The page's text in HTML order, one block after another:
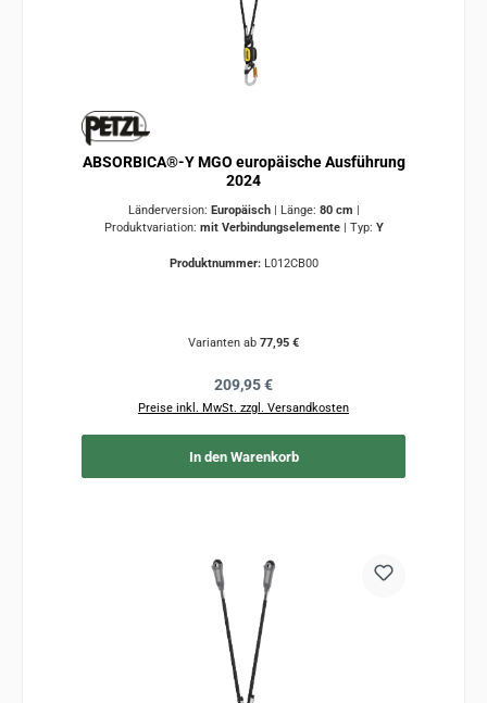
ABSORBICA®-Y MGO europäische Ausführung
2024
Länderversion: Europäisch | Länge: 80 cm |
Produktvariation: mit Verbindungselemente | Typ: Y
Produktnummer: L012CB00
Varianten ab 77,95 €
Regulärer Preis:
209,95 €
Preise inkl. MwSt. zzgl. Versandkosten
In den Warenkorb